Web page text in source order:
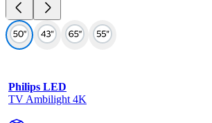
Philips LED
TV Ambilight 4K